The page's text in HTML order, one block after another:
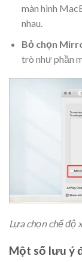
màn hình
nhau.
Bỏ chọn
trò như phần
Lựa chọn chế độ
Một số lưu ý